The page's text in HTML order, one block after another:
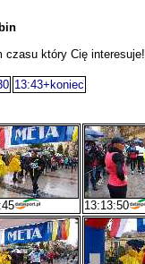
czasu który Cię interesuje!
13:43+koniec
13:13:50